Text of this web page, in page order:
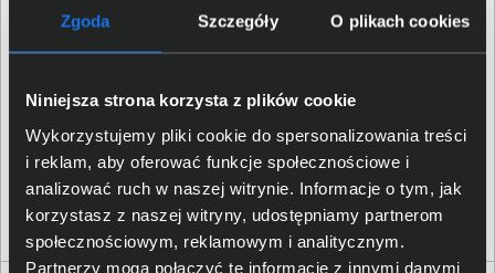
Zgoda Szczegóły O plikach cookies
Niniejsza strona korzysta z plików cookie
Wykorzystujemy pliki cookie do spersonalizowania treści
i reklam, aby oferować funkcje społecznościowe i
analizować ruch w naszej witrynie. Informacje o tym, jak
korzystasz z naszej witryny, udostępniamy partnerom
społecznościowym, reklamowym i analitycznym.
Partnerzy mogą połączyć te informacje z innymi danymi
Dane producenta
TP-LINK POLSKA Sp. z.o.o.;
Osoba odpowiedzialna za
produkt
TP-LINK POLSKA Sp. z.o.o.;
Ożarowska 40/42, 05-850
Duchnice;compliance@tp-
link.com